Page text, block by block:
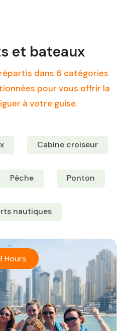
et bateaux
dans 6 catégories
pour vous offrir la
à votre guise.
Cabine croiseur
Pêche Ponton
nautiques
Hours